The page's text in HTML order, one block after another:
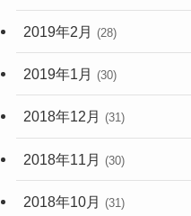
2019年2月 (28)
2019年1月 (30)
2018年12月 (31)
2018年11月 (30)
2018年10月 (31)